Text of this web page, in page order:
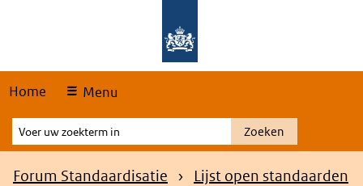
Home Menu
Voer
uw
zoekterm
Zoeken
Kruimelpad
Forum Standaardisatie
Lijst open standaarden